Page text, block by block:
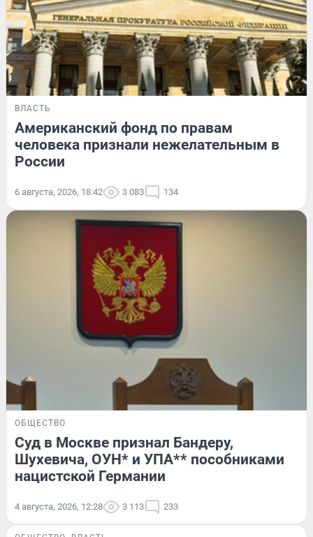
ВЛАСТЬ
Американский фонд по правам
человека признали нежелательным в
России
6 августа, 2026, 18:42 3 083 134
ОБЩЕСТВО
Суд в Москве признал Бандеру,
Шухевича, ОУН* и УПА** пособниками
нацистской Германии
4 августа, 2026, 12:28 3 113 233